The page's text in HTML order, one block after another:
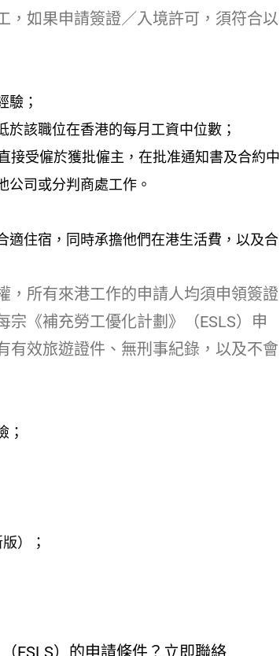
，如果申請簽證／入境許可，須符合以
驗；
該職位在香港的每月工資中位數；
接受僱於獲批僱主，在批准通知書及合約中
公司或分判商處工作。
適住宿，同時承擔他們在港生活費，以及合
，所有來港工作的申請人均須申領簽證
《補充勞工優化計劃》（ESLS）申
有效旅遊證件、無刑事紀錄，以及不會
；
）；
ESLS）的申請條件？立即聯絡